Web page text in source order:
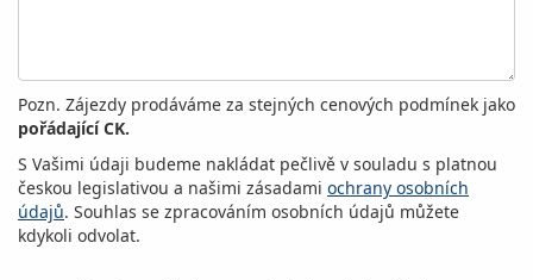
Pozn. Zájezdy prodáváme za stejných cenových podmínek jako
pořádající CK.
S Vašimi údaji budeme nakládat pečlivě v souladu s platnou
českou legislativou a našimi zásadami ochrany osobních
údajů. Souhlas se zpracováním osobních údajů můžete
kdykoli odvolat.